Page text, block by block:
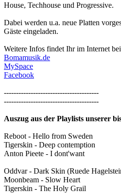
House, Techhouse und Progressive.
Dabei werden u.a. neue Platten
Gäste eingeladen.
Weitere Infos findet Ihr im Internet
Bomamusik.de
MySpace
Facebook
---------------------------------------
---------------------------------------
Auszug aus der Playlists unserer
Reboot - Hello from Sweden
Tigerskin - Deep contemption
Anton Pieete - I dont'want
Oddvar - Dark Skin (Ruede
Moonbeam - Slow Heart
Tigerskin - The Holy Grail